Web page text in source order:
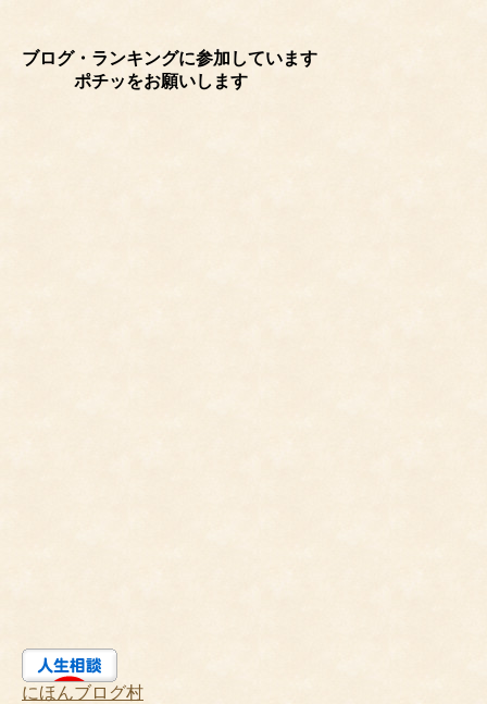
ブログ・ランキングに参加しています
ポチッをお願いします
にほんブログ村